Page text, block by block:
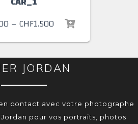
– CHF1.500
JORDAN
contact avec votre photographe
pour vos portraits, photos